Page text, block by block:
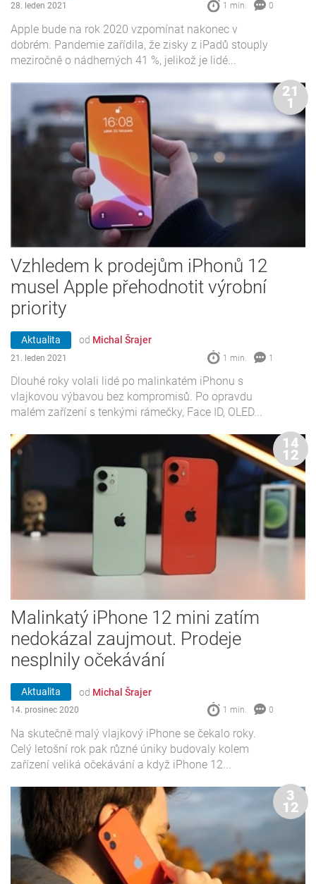
28. leden 2021 1 min. 0
Apple bude na rok 2020 vzpomínat nakonec v
dobrém. Pandemie zařídila, že zisky z iPadů stouply
meziročně o nádherných 41 %, jelikož je lidé...
Vzhledem k prodejům iPhonů 12
musel Apple přehodnotit výrobní
priority
Aktualita od Michal Šrajer
21. leden 2021 1 min. 1
Dlouhé roky volali lidé po malinkatém iPhonu s
vlajkovou výbavou bez kompromisů. Po opravdu
malém zařízení s tenkými rámečky, Face ID, OLED...
21
1
Malinkatý iPhone 12 mini zatím
nedokázal zaujmout. Prodeje
nesplnily očekávání
Aktualita od Michal Šrajer
14. prosinec 2020 1 min. 0
Na skutečně malý vlajkový iPhone se čekalo roky.
Celý letošní rok pak různé úniky budovaly kolem
zařízení veliká očekávání a když iPhone 12...
14
12
3
12